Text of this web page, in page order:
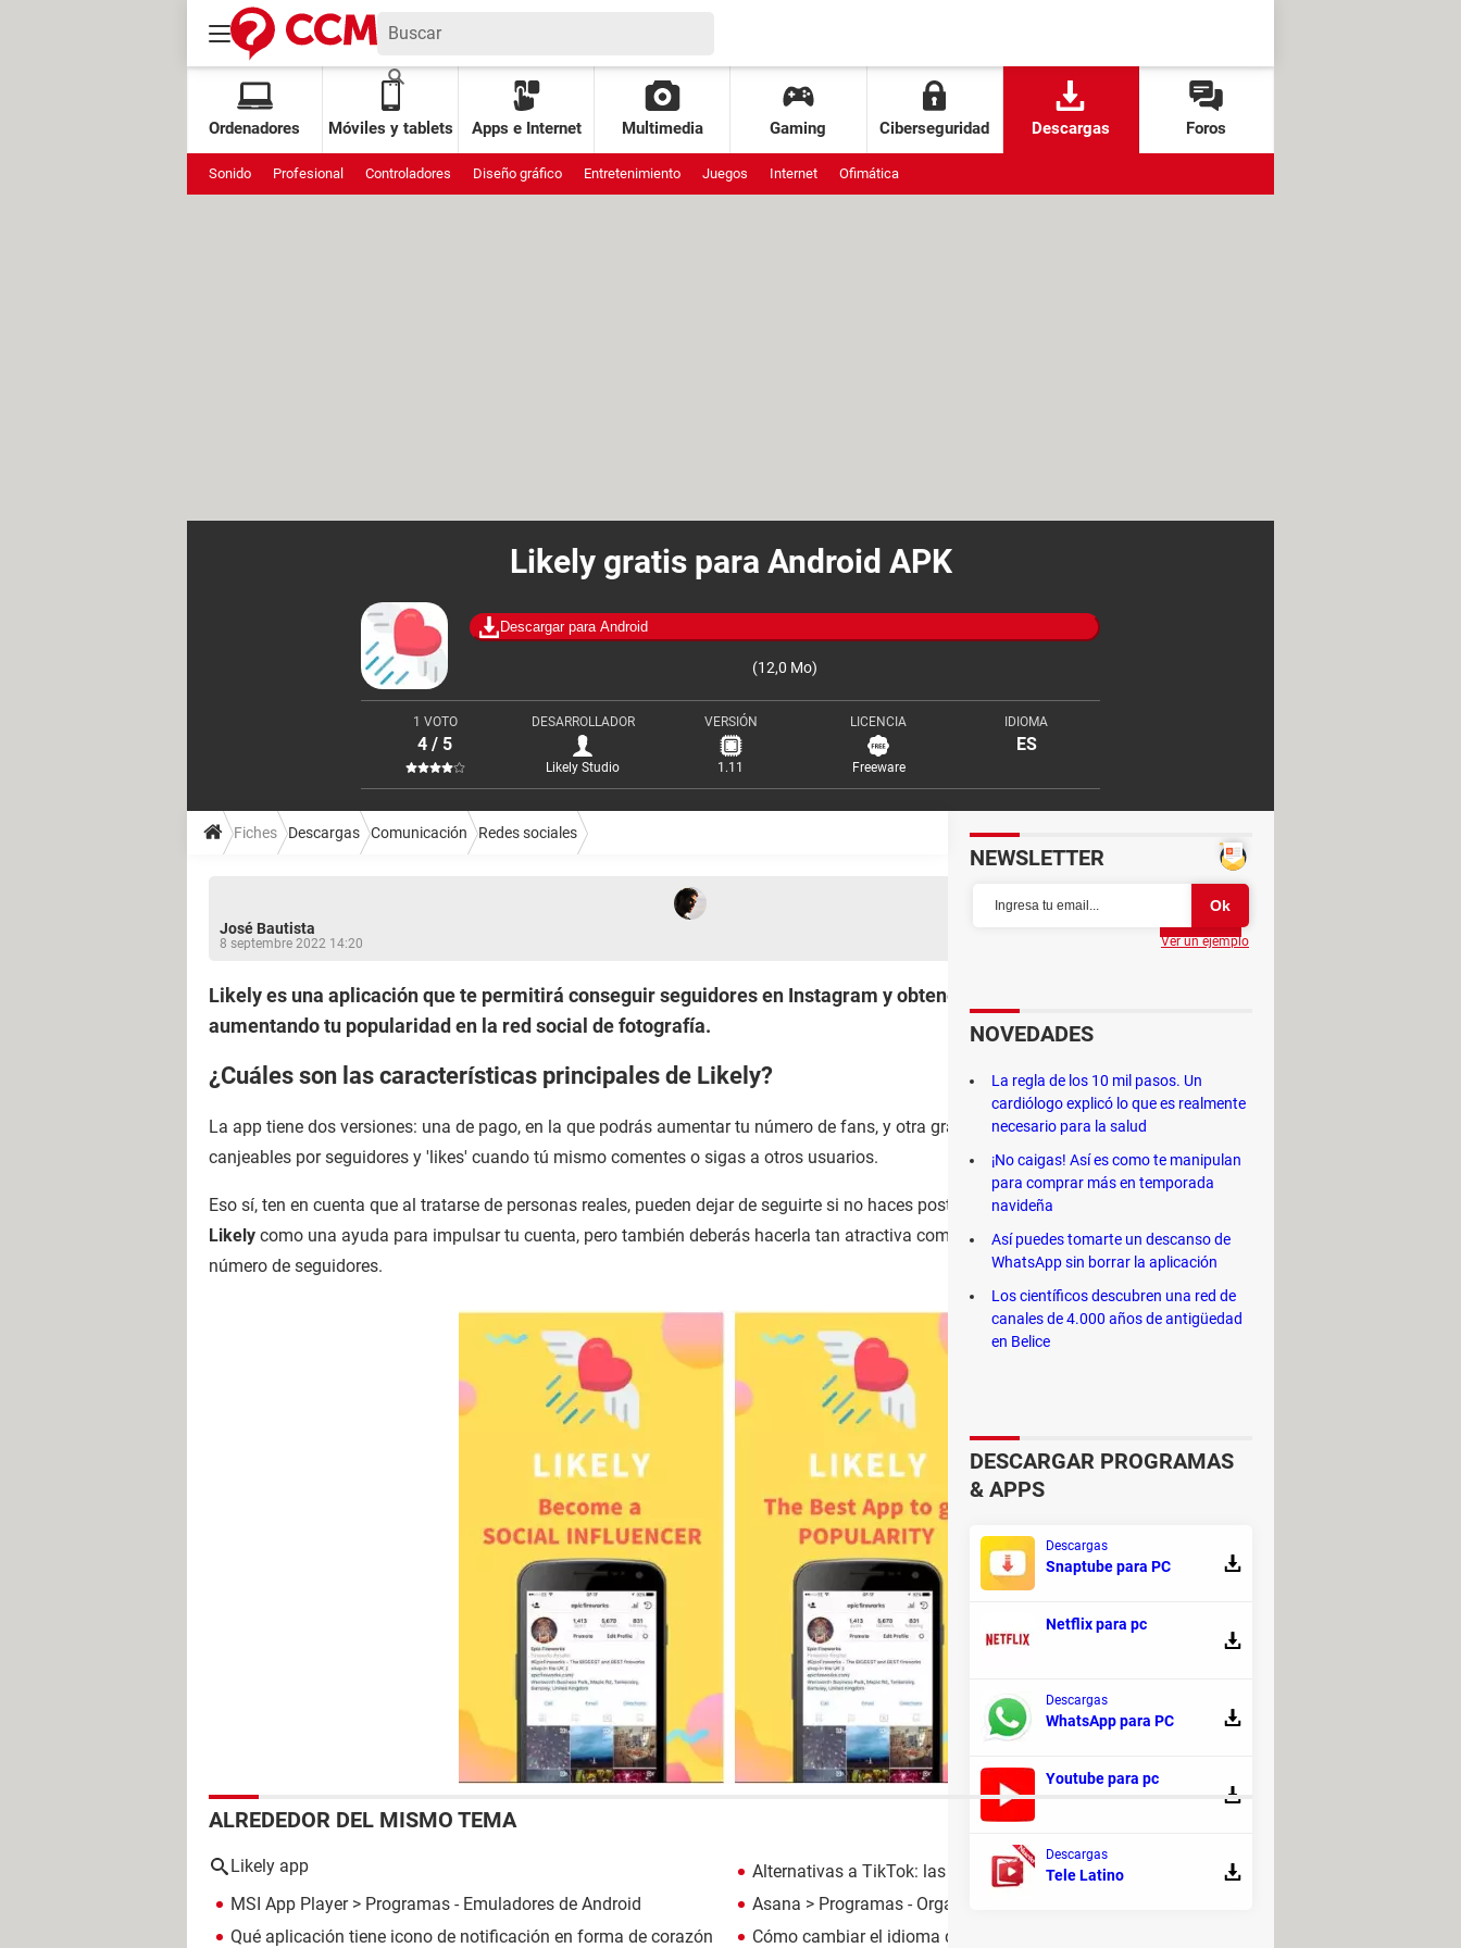
Ordenadores Móviles y tablets Apps e Internet Multimedia Gaming Ciberseguridad Descargas Foros
Sonido Profesional Controladores Diseño gráfico Entretenimiento Juegos Internet Ofimática
Likely gratis para Android APK
Descargar para Android
(12,0 Mo)
1 VOTO
4 / 5
DESARROLLADOR
Likely Studio
VERSIÓN
1.11
LICENCIA
Freeware
IDIOMA
ES
Fiches Descargas Comunicación Redes sociales
José Bautista
8 septembre 2022 14:20
Partager
Likely es una aplicación que te permitirá conseguir seguidores en Instagram y obtener 'me gusta' en tus publicaciones,
aumentando tu popularidad en la red social de fotografía.
¿Cuáles son las características principales de Likely?
La app tiene dos versiones: una de pago, en la que podrás aumentar tu número de fans, y otra gratuita, en la cual obtendrás monedas
canjeables por seguidores y 'likes' cuando tú mismo comentes o sigas a otros usuarios.
Eso sí, ten en cuenta que al tratarse de personas reales, pueden dejar de seguirte si no haces post interesantes. Por eso, debes pensar en
Likely como una ayuda para impulsar tu cuenta, pero también deberás hacerla tan atractiva como puedas para mantener y aumentar tu
número de seguidores.
ALREDEDOR DEL MISMO TEMA
Likely app Alternativas a TikTok: las 6 mejores apps sin censura
MSI App Player> Programas - Emuladores de Android Asana > Programas - Organización y trabajo en equipo
Qué aplicación tiene icono de notificación en forma de corazón
Cómo cambiar el idioma de la App Store: en iPhone, iPad, Mac
NEWSLETTER
Ver un ejemplo
NOVEDADES
La regla de los 10 mil pasos. Un
cardiólogo explicó lo que es realmente
necesario para la salud
¡No caigas! Así es como te manipulan
para comprar más en temporada
navideña
Así puedes tomarte un descanso de
WhatsApp sin borrar la aplicación
Los científicos descubren una red de
canales de 4.000 años de antigüedad
en Belice
DESCARGAR PROGRAMAS
& APPS
Descargas
Snaptube para PC
Netflix para pc
Descargas
WhatsApp para PC
Youtube para pc
Descargas
Tele Latino